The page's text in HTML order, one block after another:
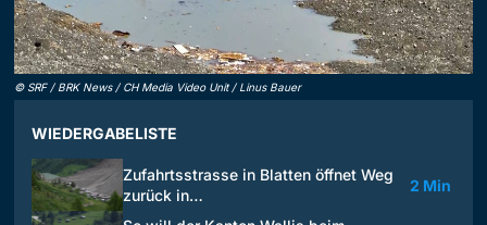
© SRF / BRK News / CH Media Video Unit / Linus Bauer
WIEDERGABELISTE
Zufahrtsstrasse in Blatten öffnet Weg
zurück in…
2 Min